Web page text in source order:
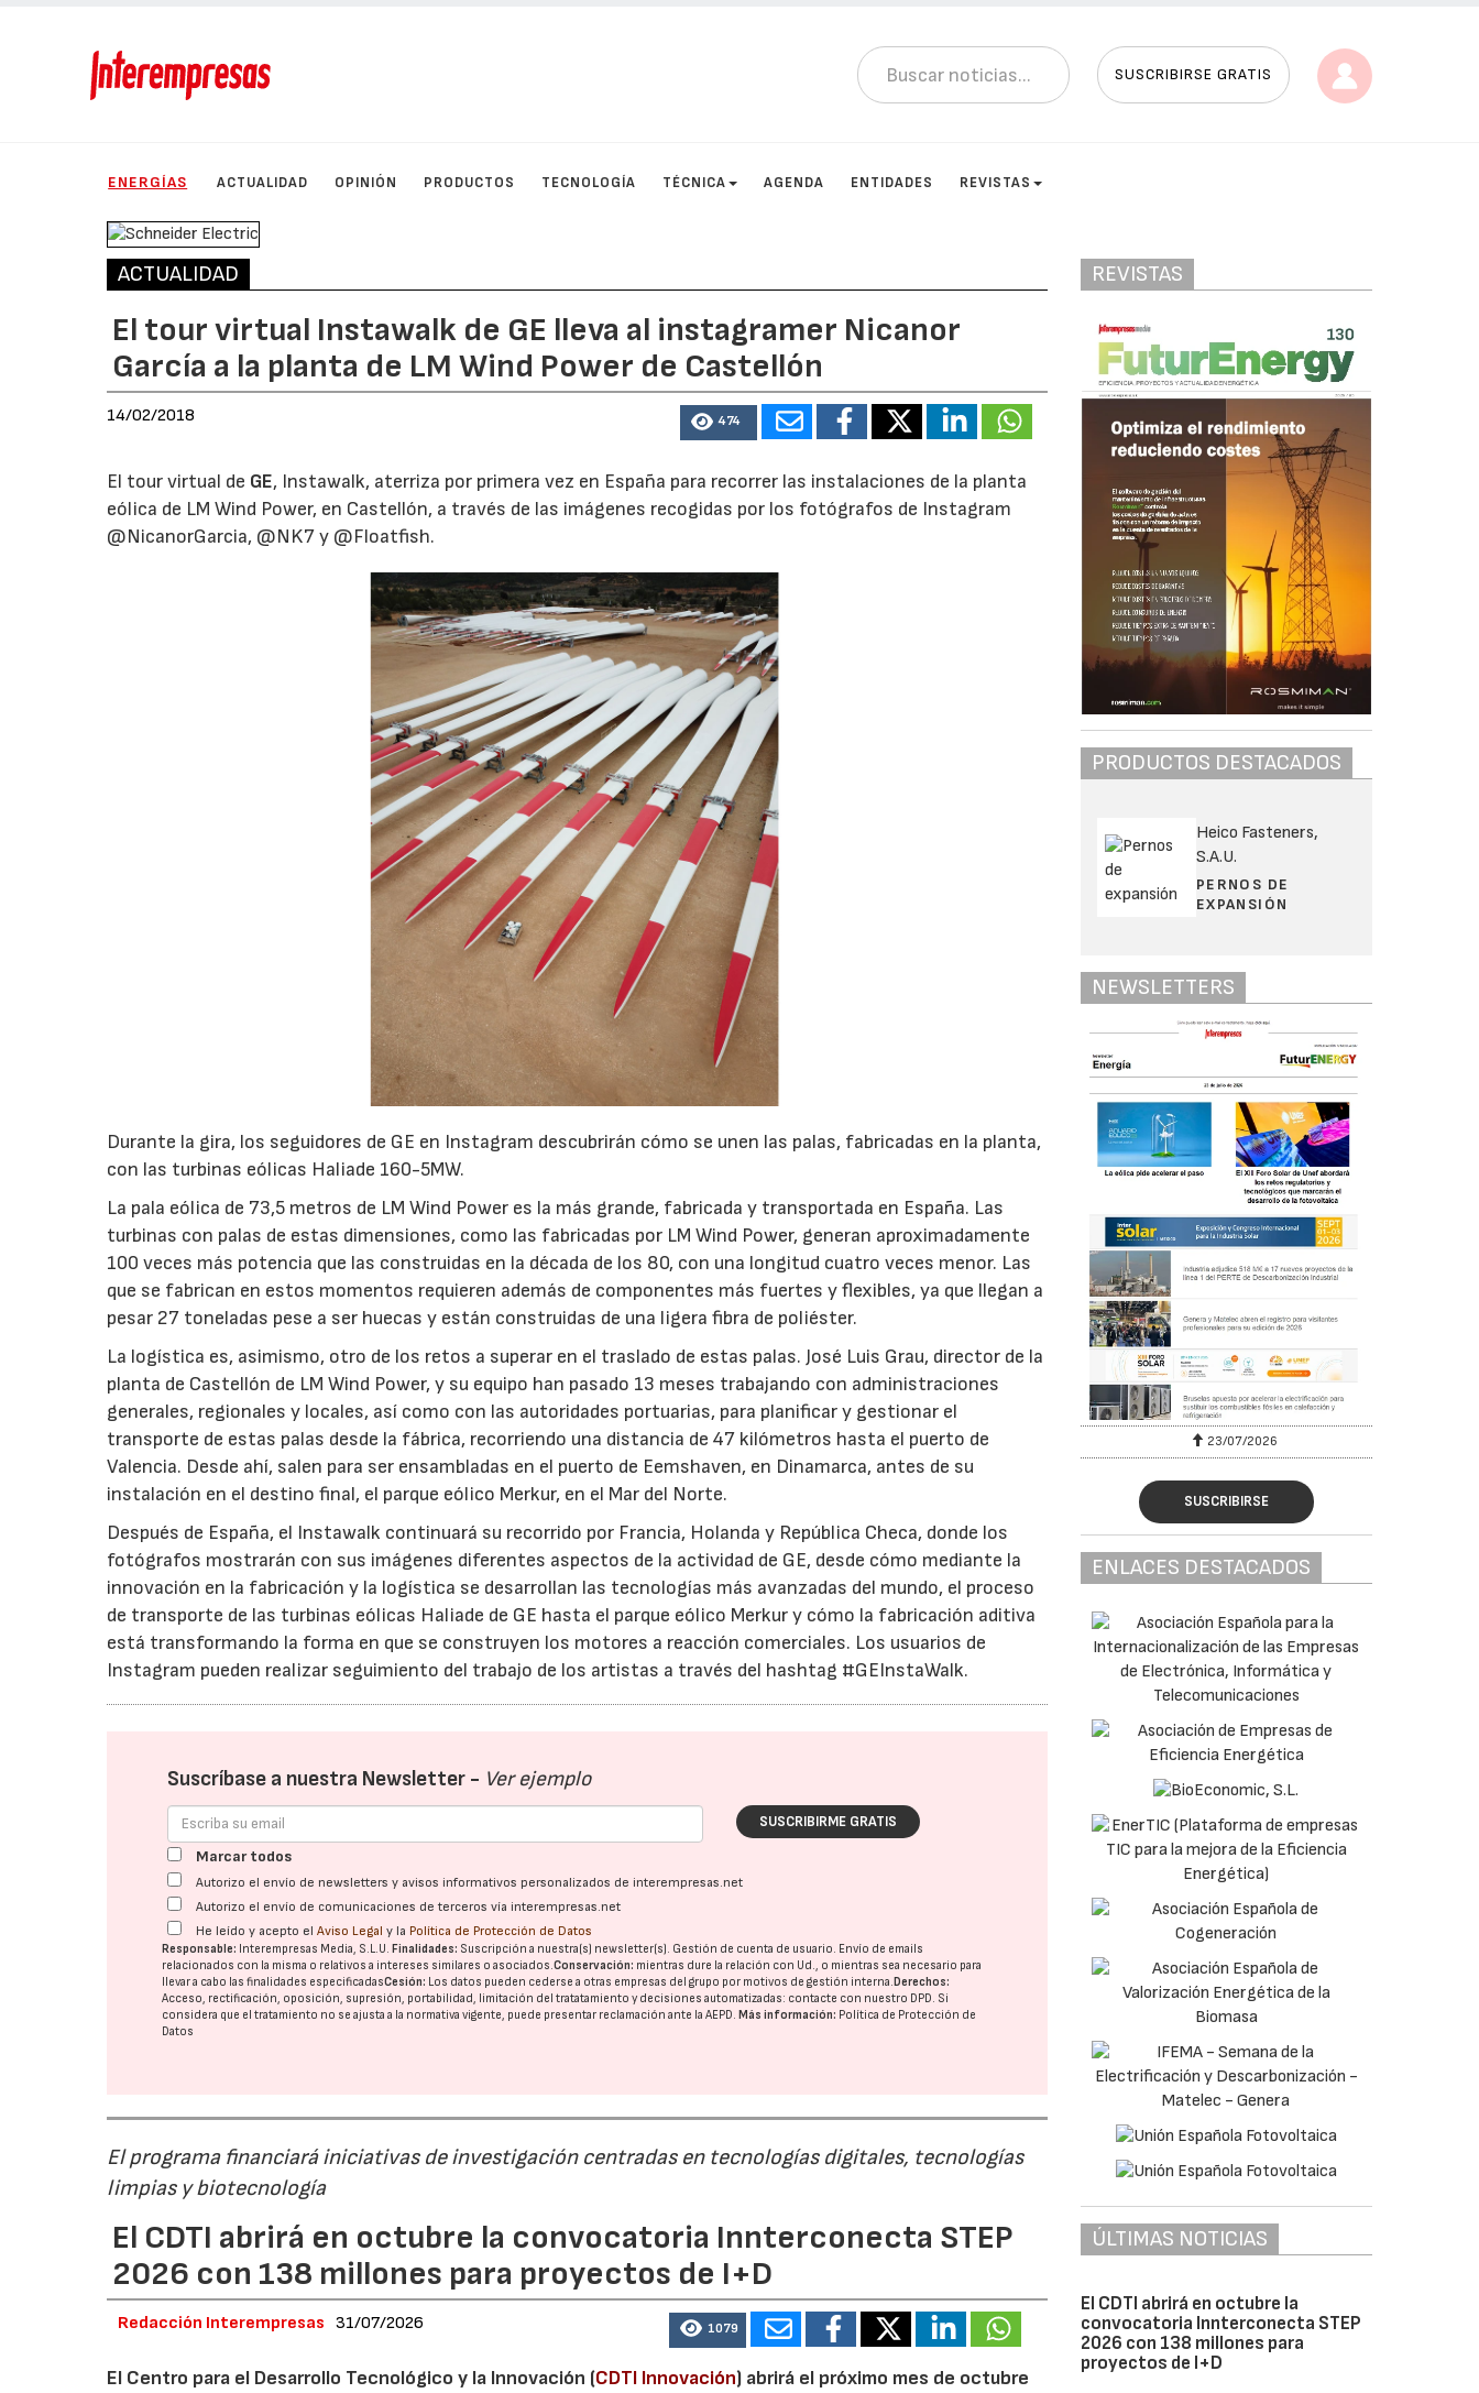
SUSCRIBIRSE GRATIS
ENERGÍAS ACTUALIDAD OPINIÓN PRODUCTOS TECNOLOGÍA TÉCNICA AGENDA ENTIDADES REVISTAS
ACTUALIDAD
El tour virtual Instawalk de GE lleva al instagramer Nicanor
García a la planta de LM Wind Power de Castellón
14/02/2018 474
El tour virtual de GE, Instawalk, aterriza por primera vez en España para recorrer las instalaciones de la planta
eólica de LM Wind Power, en Castellón, a través de las imágenes recogidas por los fotógrafos de Instagram
@NicanorGarcia, @NK7 y @Floatfish.
Durante la gira, los seguidores de GE en Instagram descubrirán cómo se unen las palas, fabricadas en la planta,
con las turbinas eólicas Haliade 160-5MW.
La pala eólica de 73,5 metros de LM Wind Power es la más grande, fabricada y transportada en España. Las
turbinas con palas de estas dimensiones, como las fabricadas por LM Wind Power, generan aproximadamente
100 veces más potencia que las construidas en la década de los 80, con una longitud cuatro veces menor. Las
que se fabrican en estos momentos requieren además de componentes más fuertes y flexibles, ya que llegan a
pesar 27 toneladas pese a ser huecas y están construidas de una ligera fibra de poliéster.
La logística es, asimismo, otro de los retos a superar en el traslado de estas palas. José Luis Grau, director de la
planta de Castellón de LM Wind Power, y su equipo han pasado 13 meses trabajando con administraciones
generales, regionales y locales, así como con las autoridades portuarias, para planificar y gestionar el
transporte de estas palas desde la fábrica, recorriendo una distancia de 47 kilómetros hasta el puerto de
Valencia. Desde ahí, salen para ser ensambladas en el puerto de Eemshaven, en Dinamarca, antes de su
instalación en el destino final, el parque eólico Merkur, en el Mar del Norte.
Después de España, el Instawalk continuará su recorrido por Francia, Holanda y República Checa, donde los
fotógrafos mostrarán con sus imágenes diferentes aspectos de la actividad de GE, desde cómo mediante la
innovación en la fabricación y la logística se desarrollan las tecnologías más avanzadas del mundo, el proceso
de transporte de las turbinas eólicas Haliade de GE hasta el parque eólico Merkur y cómo la fabricación aditiva
está transformando la forma en que se construyen los motores a reacción comerciales. Los usuarios de
Instagram pueden realizar seguimiento del trabajo de los artistas a través del hashtag #GEInstaWalk.
Suscríbase a nuestra Newsletter - Ver ejemplo
SUSCRIBIRME GRATIS
Marcar todos
Autorizo el envío de newsletters y avisos informativos personalizados de interempresas.net
Autorizo el envío de comunicaciones de terceros vía interempresas.net
He leído y acepto elAviso Legal y la Política de Protección de Datos
Responsable: Interempresas Media, S.L.U.Finalidades: Suscripción a nuestra(s) newsletter(s). Gestión de cuenta de usuario. Envío de emails
relacionados con la misma o relativos a intereses similares o asociados.Conservación: mientras dure la relación con Ud., o mientras sea necesario para
llevar a cabo las finalidades especificadasCesión: Los datos pueden cederse a otras empresas del grupo por motivos de gestión interna.Derechos:
Acceso, rectificación, oposición, supresión, portabilidad, limitación del tratatamiento y decisiones automatizadas: contacte con nuestro DPD. Si
considera que el tratamiento no se ajusta a la normativa vigente, puede presentar reclamación ante laAEPD.Más información: Política de Protección de
Datos
El programa financiará iniciativas de investigación centradas en tecnologías digitales, tecnologías
limpias y biotecnología
El CDTI abrirá en octubre la convocatoria Innterconecta STEP
2026 con 138 millones para proyectos de I+D
Redacción Interempresas 31/07/2026 1079
El Centro para el Desarrollo Tecnológico y la Innovación (CDTI Innovación) abrirá el próximo mes de octubre
REVISTAS
PRODUCTOS DESTACADOS
Heico Fasteners,
S.A.U.
PERNOS DE
EXPANSIÓN
NEWSLETTERS
23/07/2026 30/07/2026 23/07/2026
SUSCRIBIRSE
ENLACES DESTACADOS
ÚLTIMAS NOTICIAS
El CDTI abrirá en octubre la
convocatoria Innterconecta STEP
2026 con 138 millones para
proyectos de I+D